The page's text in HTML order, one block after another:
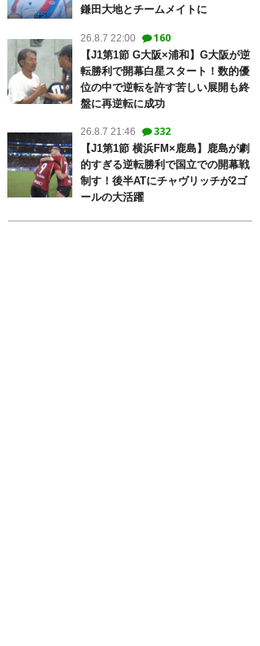
鎌田大地とチームメイトに
26.8.7 22:00 160
【J1第1節 G大阪×浦和】G大阪が逆
転勝利で開幕白星スタート！数的優
位の中で逆転を許す苦しい展開も終
盤に再逆転に成功
26.8.7 21:46 332
【J1第1節 横浜FM×鹿島】鹿島が劇
的すぎる逆転勝利で国立での開幕戦
制す！後半ATにチャヴリッチが2ゴ
ールの大活躍